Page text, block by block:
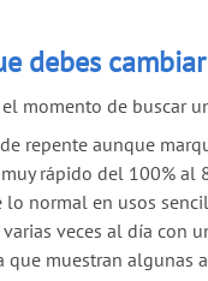
debes
momento de buscar
repente aunque
rápido del 100% al
lo normal en usos
veces al día con
que muestran algunas